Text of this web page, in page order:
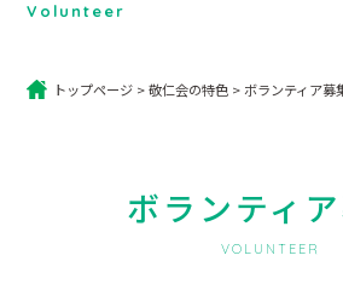
Volunteer
トップページ >敬仁会の特色 > ボランティア募
ボランティ
VOLUNTEER